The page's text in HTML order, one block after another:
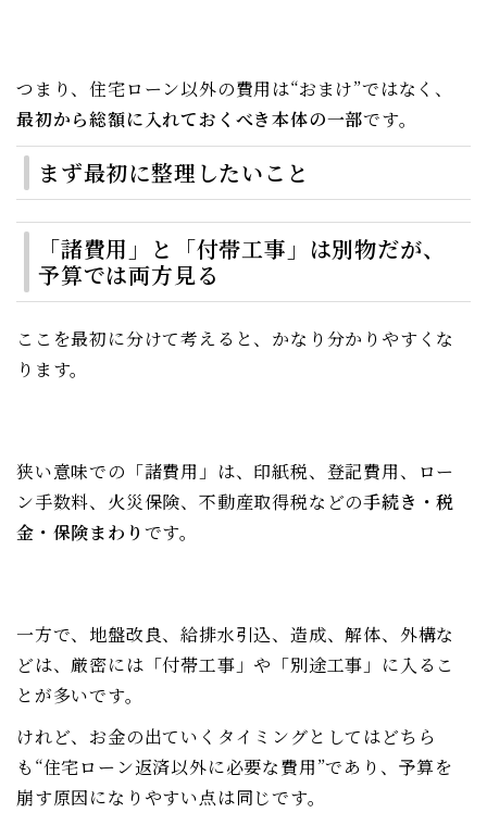
つまり、住宅ローン以外の費用は“おまけ”ではなく、
最初から総額に入れておくべき本体の一部です。
まず最初に整理したいこと
「諸費用」と「付帯工事」は別物だが、
予算では両方見る
ここを最初に分けて考えると、かなり分かりやすくな
ります。
狭い意味での「諸費用」は、印紙税、登記費用、ロー
ン手数料、火災保険、不動産取得税などの手続き・税
金・保険まわり です。
一方で、地盤改良、給排水引込、造成、解体、外構な
どは、厳密には「付帯工事」や「別途工事」に入るこ
とが多いです。
けれど、お金の出ていくタイミングとしてはどちら
も“住宅ローン返済以外に必要な費用”であり、予算を
崩す原因になりやすい点は同じです。